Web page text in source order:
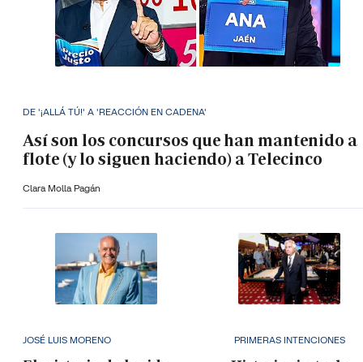
DE '¡ALLÁ TÚ!' A 'REACCIÓN EN CADENA'
Así son los concursos que han mantenido a
flote (y lo siguen haciendo) a Telecinco
Clara Molla Pagán
JOSÉ LUIS MORENO PRIMERAS INTENCIONES